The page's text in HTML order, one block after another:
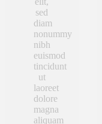
sed
diam
nonummy
nibh
euismod
tincidunt
ut
laoreet
dolore
magna
aliquam